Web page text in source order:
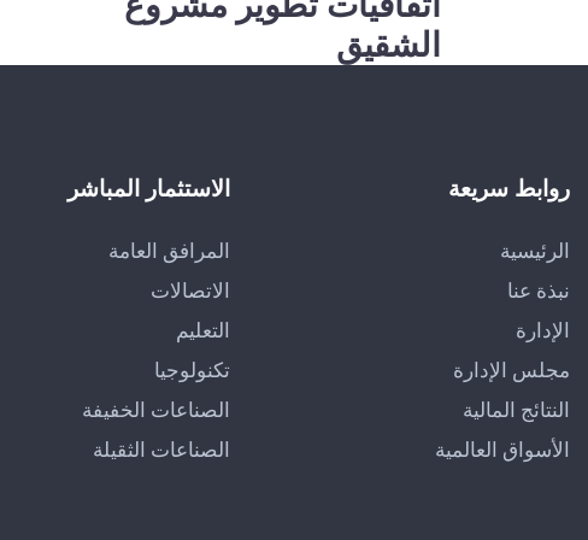
الشقيق
روابط سريعة
الرئيسية
نبذة عنا
الإدارة
مجلس الإدارة
النتائج المالية
الأسواق العالمية
الاستثمار المباشر
المرافق العامة
الاتصالات
التعليم
تكنولوجيا
الصناعات الخفيفة
الصناعات الثقيلة